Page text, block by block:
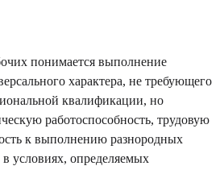
понимается выполнение
характера, не требующего
квалификации, но
работоспособность, трудовую
к выполнению разнородных
условиях, определяемых